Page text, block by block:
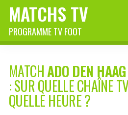
MATCHS TV
PROGRAMME TV FOOT
MATCHADO DEN HAAG
: SUR QUELLE CHAÎNE
QUELLE HEURE ?